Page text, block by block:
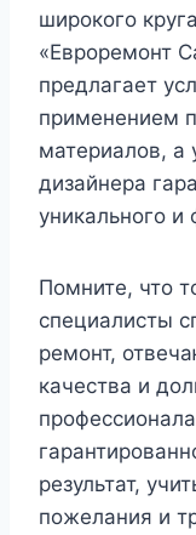
широкого
«Евроремонт
предлагает
применением
материалов, а
дизайнера
уникального и
Помните, что
специалисты
ремонт,
качества и
результат,
пожелания и